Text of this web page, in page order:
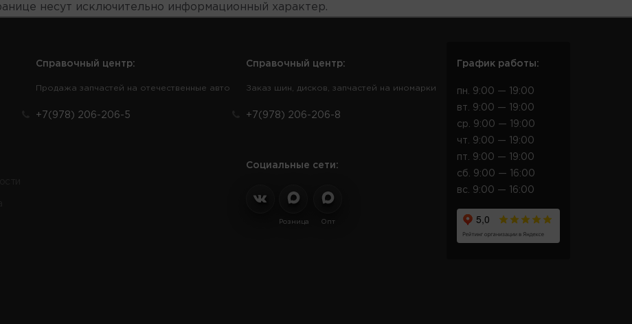
несут исключительно информационный характер.
Справочный центр:
Продажа запчастей на отечественные авто
+7(978) 206-206-5
Справочный центр:
Заказ шин, дисков, запчастей на иномарки
+7(978) 206-206-8
Социальные сети:
Розница Опт
График работы:
пн. 9:00 — 19:00
вт. 9:00 — 19:00
ср. 9:00 — 19:00
чт. 9:00 — 19:00
пт. 9:00 — 19:00
сб. 9:00 — 16:00
вс. 9:00 — 16:00